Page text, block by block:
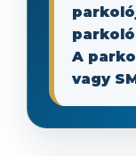
A
vagy